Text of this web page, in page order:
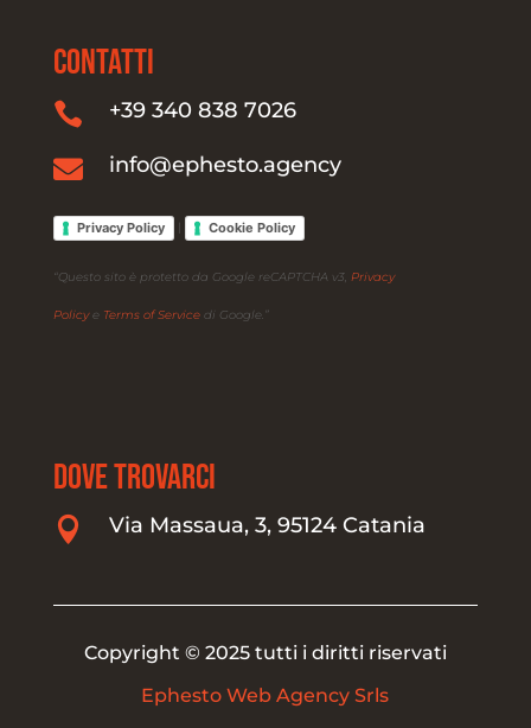
CONTATTI
 +39 340 838 7026
 info@ephesto.agency
Privacy Policy | Cookie Policy
“Questo sito è protetto da Google reCAPTCHA v3, Privacy
Policy e Terms of Service di Google.”
DOVE TROVARCI
 Via Massaua, 3, 95124 Catania
Copyright © 2025 tutti i diritti riservati
Ephesto Web Agency Srls